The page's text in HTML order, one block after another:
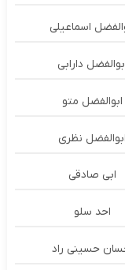
اسماعیلی
دارابی
ابوالفضل متو
ابوالفضل نظری
ابی صادقی
احد سلو
حسینی راد